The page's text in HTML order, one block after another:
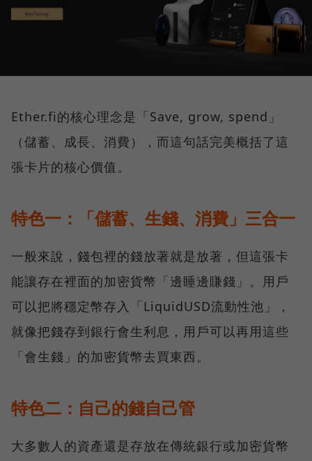
Ether.fi的核心理念是「Save, grow, spend」
（儲蓄、成長、消費），而這句話完美概括了這
張卡片的核心價值。
特色一：「儲蓄、生錢、消費」三合一
一般來說，錢包裡的錢放著就是放著，但這張卡
能讓存在裡面的加密貨幣「邊睡邊賺錢」。用戶
可以把將穩定幣存入「LiquidUSD流動性池」，
就像把錢存到銀行會生利息，用戶可以再用這些
「會生錢」的加密貨幣去買東西。
特色二：自己的錢自己管
大多數人的資產還是存放在傳統銀行或加密貨幣